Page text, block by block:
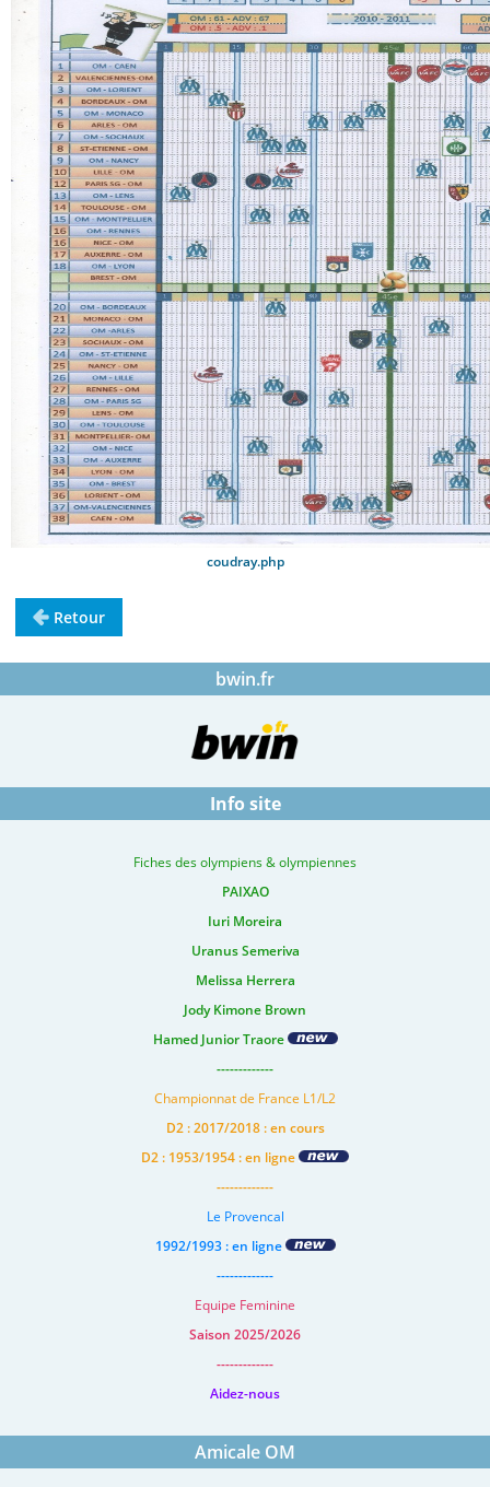
coudray.php
Retour
bwin.fr
Info site
Fiches des olympiens & olympiennes
PAIXAO
Iuri Moreira
Uranus Semeriva
Melissa Herrera
Jody Kimone Brown
Hamed Junior Traore
-------------
Championnat de France L1/L2
D2 : 2017/2018 : en cours
D2 : 1953/1954 : en ligne
-------------
Le Provencal
1992/1993 : en ligne
-------------
Equipe Feminine
Saison 2025/2026
-------------
Aidez-nous
Amicale OM